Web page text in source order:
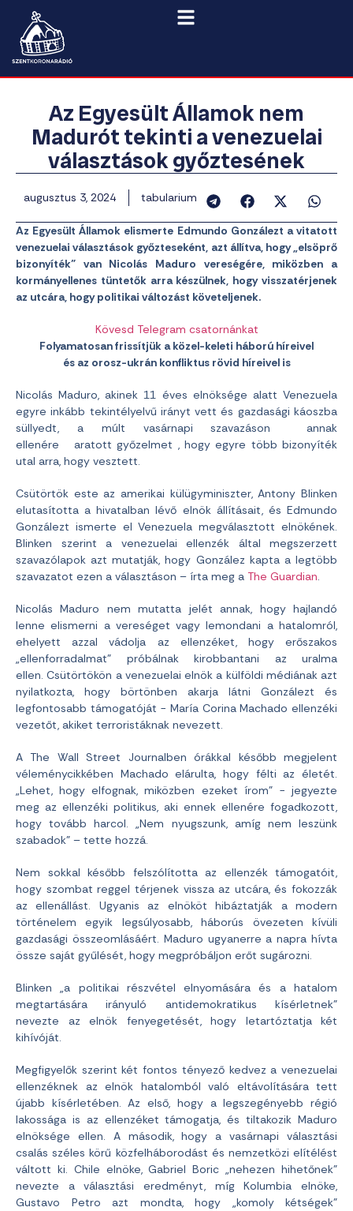
Az Egyesült Államok nem
Madurót tekinti a venezuelai
választások győztesének
augusztus 3, 2024 tabularium
Az Egyesült Államok elismerte Edmundo Gonzálezt a vitatott
venezuelai választások győzteseként, azt állítva, hogy „elsöprő
bizonyíték” van Nicolás Maduro vereségére, miközben a
kormányellenes tüntetők arra készülnek, hogy visszatérjenek
az utcára, hogy politikai változást követeljenek.
Kövesd Telegram csatornánkat
Folyamatosan frissítjük a közel-keleti háború híreivel
és az orosz-ukrán konfliktus rövid híreivel is
Nicolás Maduro, akinek 11 éves elnöksége alatt Venezuela
egyre inkább tekintélyelvű irányt vett és gazdasági káoszba
süllyedt, a múlt vasárnapi szavazáson annak
ellenére aratott győzelmet , hogy egyre több bizonyíték
utal arra, hogy vesztett.
Csütörtök este az amerikai külügyminiszter, Antony Blinken
elutasította a hivatalban lévő elnök állításait, és Edmundo
Gonzálezt ismerte el Venezuela megválasztott elnökének.
Blinken szerint a venezuelai ellenzék által megszerzett
szavazólapok azt mutatják, hogy González kapta a legtöbb
szavazatot ezen a választáson – írta meg a The Guardian.
Nicolás Maduro nem mutatta jelét annak, hogy hajlandó
lenne elismerni a vereséget vagy lemondani a hatalomról,
ehelyett azzal vádolja az ellenzéket, hogy erőszakos
„ellenforradalmat” próbálnak kirobbantani az uralma
ellen. Csütörtökön a venezuelai elnök a külföldi médiának azt
nyilatkozta, hogy börtönben akarja látni Gonzálezt és
legfontosabb támogatóját − María Corina Machado ellenzéki
vezetőt, akiket terroristáknak nevezett.
A The Wall Street Journalben órákkal később megjelent
véleménycikkében Machado elárulta, hogy félti az életét.
„Lehet, hogy elfognak, miközben ezeket írom” − jegyezte
meg az ellenzéki politikus, aki ennek ellenére fogadkozott,
hogy tovább harcol. „Nem nyugszunk, amíg nem leszünk
szabadok” – tette hozzá.
Nem sokkal később felszólította az ellenzék támogatóit,
hogy szombat reggel térjenek vissza az utcára, és fokozzák
az ellenállást. Ugyanis az elnököt hibáztatják a modern
történelem egyik legsúlyosabb, háborús övezeten kívüli
gazdasági összeomlásáért. Maduro ugyanerre a napra hívta
össze saját gyűlését, hogy megpróbáljon erőt sugározni.
Blinken „a politikai részvétel elnyomására és a hatalom
megtartására irányuló antidemokratikus kísérletnek”
nevezte az elnök fenyegetését, hogy letartóztatja két
kihívóját.
Megfigyelők szerint két fontos tényező kedvez a venezuelai
ellenzéknek az elnök hatalomból való eltávolítására tett
újabb kísérletében. Az első, hogy a legszegényebb régió
lakossága is az ellenzéket támogatja, és tiltakozik Maduro
elnöksége ellen. A második, hogy a vasárnapi választási
csalás széles körű közfelháborodást és nemzetközi elítélést
váltott ki. Chile elnöke, Gabriel Boric „nehezen hihetőnek”
nevezte a választási eredményt, míg Kolumbia elnöke,
Gustavo Petro azt mondta, hogy „komoly kétségek”